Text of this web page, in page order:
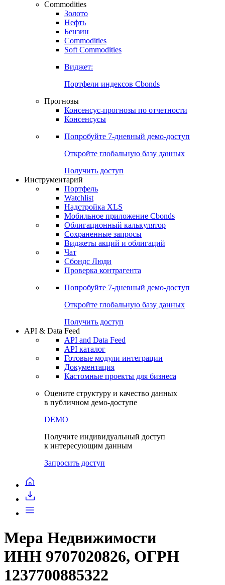
Commodities
Золото
Нефть
Бензин
Commodities
Soft Commodities
Виджет:
Портфели индексов Cbonds
Прогнозы
Консенсус-прогнозы по отчетности
Консенсусы
Попробуйте 7-дневный демо-доступ
Откройте глобальную базу данных
Получить доступ
Инструментарий
Портфель
Watchlist
Надстройка XLS
Мобильное приложение Cbonds
Облигационный калькулятор
Сохраненные запросы
Виджеты акций и облигаций
Чат
Сбондс Люди
Проверка контрагента
Попробуйте 7-дневный демо-доступ
Откройте глобальную базу данных
Получить доступ
API & Data Feed
API and Data Feed
API каталог
Готовые модули интеграции
Документация
Кастомные проекты для бизнеса
Оцените структуру и качество данных
в публичном демо-доступе
DEMO
Получите индивидуальный доступ
к интересующим данным
Запросить доступ
Мера Недвижимости
ИНН 9707020826, ОГРН
1237700885322